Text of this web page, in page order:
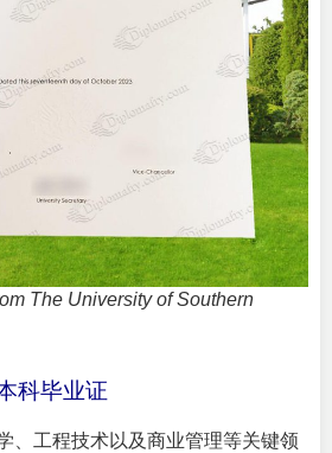
The University of Southern
科毕业证
、工程技术以及商业管理等关键领